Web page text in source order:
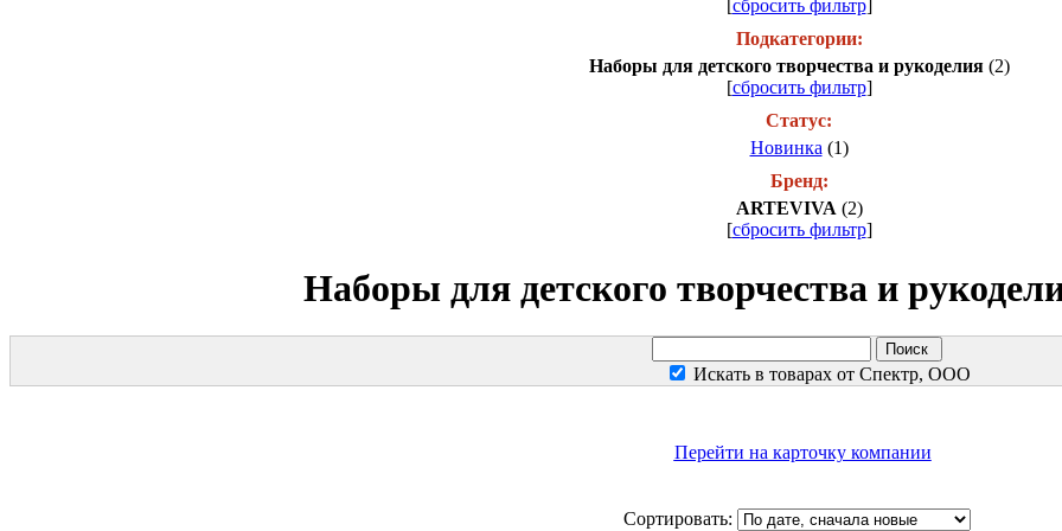
сбросить фильтр]
Подкатегории:
Наборы для детского творчества и рукоделия (2)
[сбросить фильтр]
Статус:
Новинка (1)
Бренд:
ARTEVIVA (2)
[сбросить фильтр]
Наборы для детского творчества и
Искать в товарах от Спектр, ООО
Перейти на карточку компании
Сортировать: